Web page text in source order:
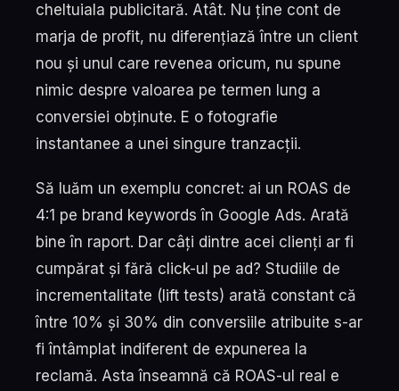
cheltuiala publicitară. Atât. Nu ține cont de
marja de profit, nu diferențiază între un client
nou și unul care revenea oricum, nu spune
nimic despre valoarea pe termen lung a
conversiei obținute. E o fotografie
instantanee a unei singure tranzacții.
Să luăm un exemplu concret: ai un ROAS de
4:1 pe brand keywords în Google Ads. Arată
bine în raport. Dar câți dintre acei clienți ar fi
cumpărat și fără click-ul pe ad? Studiile de
incrementalitate (lift tests) arată constant că
între 10% și 30% din conversiile atribuite s-ar
fi întâmplat indiferent de expunerea la
reclamă. Asta înseamnă că ROAS-ul real e